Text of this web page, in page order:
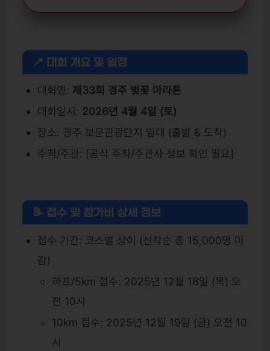
📍 대회 개요 및 일정
대회명: 제33회 경주 벚꽃 마라톤
대회일시: 2026년 4월 4일 (토)
장소: 경주 보문관광단지 일대 (출발 & 도착)
주최/주관: [공식 주최/주관사 정보 확인 필요]
📝 접수 및 참가비 상세 정보
접수 기간: 코스별 상이 (선착순 총 15,000명 마
감)
하프/5km 접수: 2025년 12월 18일 (목) 오
전 10시
10km 접수: 2025년 12월 19일 (금) 오전 10
시